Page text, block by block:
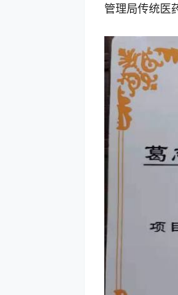
管理局传统医